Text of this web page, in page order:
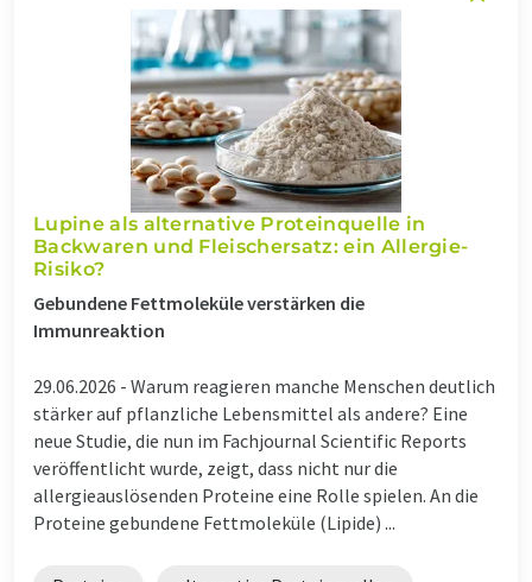
Lupine als alternative Proteinquelle in
Backwaren und Fleischersatz: ein Allergie-
Risiko?
Gebundene Fettmoleküle verstärken die
Immunreaktion
29.06.2026 - Warum reagieren manche Menschen deutlich
stärker auf pflanzliche Lebensmittel als andere? Eine
neue Studie, die nun im Fachjournal Scientific Reports
veröffentlicht wurde, zeigt, dass nicht nur die
allergieauslösenden Proteine eine Rolle spielen. An die
Proteine gebundene Fettmoleküle (Lipide) ...